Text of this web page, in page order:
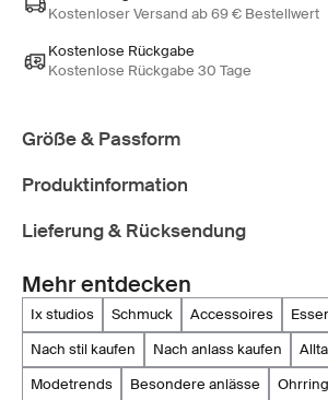
Kostenloser Versand ab 69 € Bestellwert
Kostenlose Rückgabe
Kostenlose Rückgabe 30 Tage
Größe & Passform
Produktinformation
Lieferung & Rücksendung
Mehr entdecken
ix studios schmuck accessoires
nach stil kaufen
nach anlass kaufen
modetrends
besondere anlässe